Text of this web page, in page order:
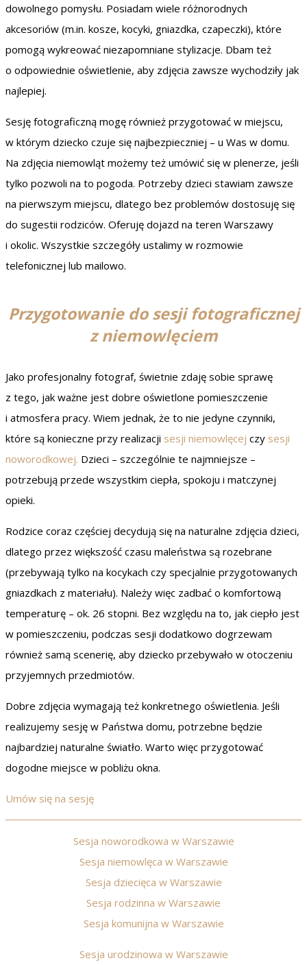
dowolnego pomysłu. Posiadam wiele różnorodnych
akcesoriów (m.in. kosze, kocyki, gniazdka, czapeczki), które
pomogą wykreować niezapomniane stylizacje. Dbam też
o odpowiednie oświetlenie, aby zdjęcia zawsze wychodziły jak
najlepiej.
Sesję fotograficzną mogę również przygotować w miejscu,
w którym dziecko czuje się najbezpieczniej – u Was w domu.
Na zdjęcia niemowląt możemy też umówić się w plenerze, jeśli
tylko pozwoli na to pogoda. Potrzeby dzieci stawiam zawsze
na pierwszym miejscu, dlatego bez problemów dostosuję się
do sugestii rodziców. Oferuję dojazd na teren Warszawy
i okolic. Wszystkie szczegóły ustalimy w rozmowie
telefonicznej lub mailowo.
Przygotowanie do sesji fotograficznej
z niemowlęciem
Jako profesjonalny fotograf, świetnie zdaję sobie sprawę
z tego, jak ważne jest dobre oświetlone pomieszczenie
i atmosfera pracy. Wiem jednak, że to nie jedyne czynniki,
które są konieczne przy realizacji sesji niemowlęcej czy sesji
noworodkowej. Dzieci – szczególnie te najmniejsze –
potrzebują przede wszystkim ciepła, spokoju i matczynej
opieki.
Rodzice coraz częściej decydują się na naturalne zdjęcia dzieci,
dlatego przez większość czasu maleństwa są rozebrane
(przebywają tylko na kocykach czy specjalnie przygotowanych
gniazdkach z materiału). Należy więc zadbać o komfortową
temperaturę – ok. 26 stopni. Bez względu na to, jak ciepło jest
w pomieszczeniu, podczas sesji dodatkowo dogrzewam
również samą scenerię, aby dziecko przebywało w otoczeniu
przyjemnych przedmiotów.
Dobre zdjęcia wymagają też konkretnego oświetlenia. Jeśli
realizujemy sesję w Państwa domu, potrzebne będzie
najbardziej naturalne światło. Warto więc przygotować
dogodne miejsce w pobliżu okna.
Umów się na sesję
Sesja noworodkowa w Warszawie
Sesja niemowlęca w Warszawie
Sesja dziecięca w Warszawie
Sesja rodzinna w Warszawie
Sesja komunijna w Warszawie
Sesja urodzinowa w Warszawie